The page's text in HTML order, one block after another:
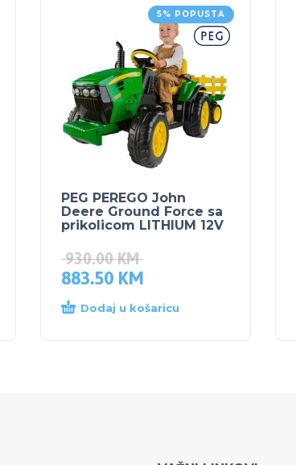
5% POPUSTA
PEG PEREGO John
Deere Ground Force sa
prikolicom LITHIUM 12V
930.00KM
883.50 KM
Dodaj u košaricu